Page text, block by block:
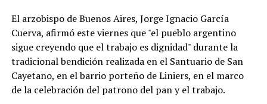
El arzobispo de Buenos Aires, Jorge Ignacio García
Cuerva, afirmó este viernes que "el pueblo argentino
sigue creyendo que el trabajo es dignidad" durante la
tradicional bendición realizada en el Santuario de San
Cayetano, en el barrio porteño de Liniers, en el marco
de la celebración del patrono del pan y el trabajo.